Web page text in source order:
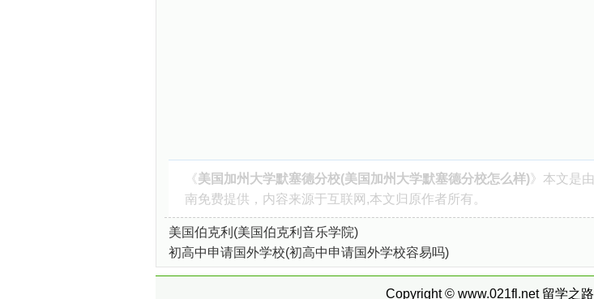
《美国加州大学默塞德分校(美国加州大学默塞德分校怎么样)》本文是由
南免费提供，内容来源于互联网,本文归原作者所有。
美国伯克利(美国伯克利音乐学院)
初高中申请国外学校(初高中申请国外学校容易吗)
Copyright © www.021fl.net 留学之路